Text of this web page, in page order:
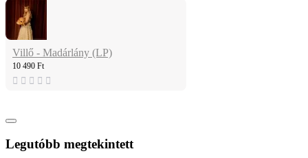
Villő - Madárlány (LP)
10 490 Ft
Legutóbb megtekintett